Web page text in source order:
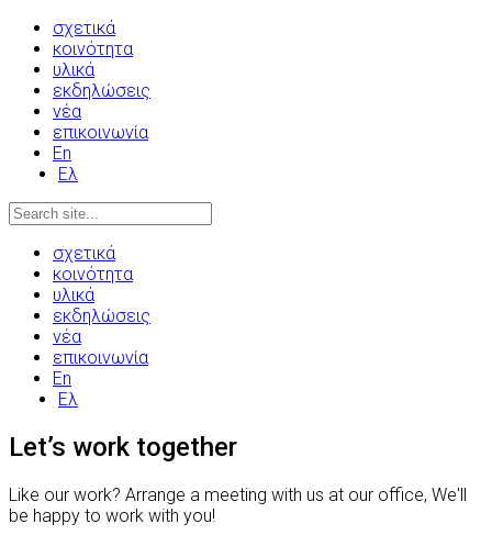
σχετικά
κοινότητα
υλικά
εκδηλώσεις
νέα
επικοινωνία
En
Ελ
σχετικά
κοινότητα
υλικά
εκδηλώσεις
νέα
επικοινωνία
En
Ελ
Let’s work together
Like our work? Arrange a meeting with us at our office, We'll
be happy to work with you!